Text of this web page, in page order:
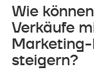
Wie
Verkäufe
steigern?